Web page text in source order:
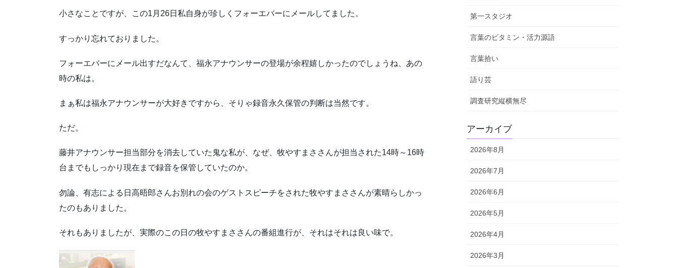
小さなことですが、この1月26日私自身が珍しくフォーエバーにメールしてました。
すっかり忘れておりました。
フォーエバーにメール出すだなんて、福永アナウンサーの登場が余程嬉しかったのでしょうね、あの
時の私は。
まぁ私は福永アナウンサーが大好きですから、そりゃ録音永久保管の判断は当然です。
ただ。
藤井アナウンサー担当部分を消去していた鬼な私が、なぜ、牧やすまささんが担当された14時～16時
台までもしっかり現在まで録音を保管していたのか。
勿論、有志による日高晤郎さんお別れの会のゲストスピーチをされた牧やすまささんが素晴らしかっ
たのもありました。
それもありましたが、実際のこの日の牧やすまささんの番組進行が、それはそれは良い味で。
第一スタジオ
言葉のビタミン・活力源語
言葉拾い
語り芸
調査研究縦横無尽
アーカイブ
2026年8月
2026年7月
2026年6月
2026年5月
2026年4月
2026年3月